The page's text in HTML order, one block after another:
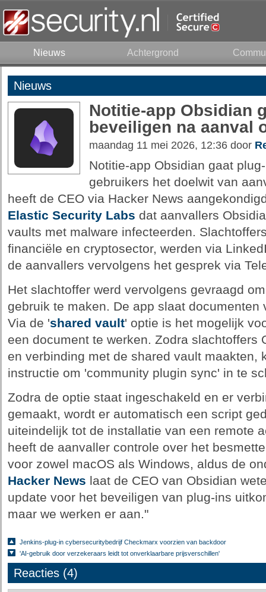
Nieuws Achtergrond
Nieuws
Notitie-app Obsidian
beveiligen na aanval
maandag 11 mei 2026, 12:36 door
Notitie-app Obsidian gaat
gebruikers het doelwit van
heeft de CEO via Hacker News
Elastic Security Labs dat aanvallers
vaults met malware infecteerden.
financiële en cryptosector, werden via
de aanvallers vervolgens het gesprek via
Het slachtoffer werd vervolgens gevraagd
gebruik te maken. De app slaat
Via de 'shared vault' optie is het mogelijk
een document te werken. Zodra slachtoffers
en verbinding met de shared vault maakten,
instructie om 'community plugin sync' in te
Zodra de optie staat ingeschakeld en er
gemaakt, wordt er automatisch een script
uiteindelijk tot de installatie van een remote
heeft de aanvaller controle over het
voor zowel macOS als Windows, aldus de
Hacker News laat de CEO van Obsidian
update voor het beveiligen van plug-ins
maar we werken er aan."
Jenkins-plug-in cybersecuritybedrijf Checkmarx voorzien van backdoor
'AI-gebruik door verzekeraars leidt tot onverklaarbare prijsverschillen'
Reacties (4)